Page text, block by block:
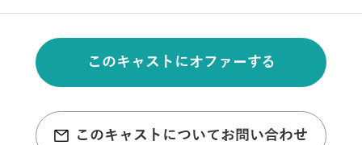
このキャストにオファーする
このキャストについてお問い合わせ